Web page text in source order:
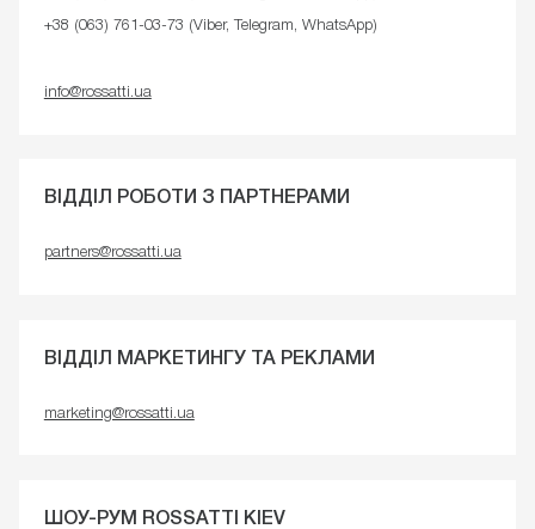
+38 (063) 761-03-73 (Viber, Telegram, WhatsApp)
info@rossatti.ua
ВІДДІЛ РОБОТИ З ПАРТНЕРАМИ
partners@rossatti.ua
ВІДДІЛ МАРКЕТИНГУ ТА РЕКЛАМИ
marketing@rossatti.ua
ШОУ-РУМ ROSSATTI KIEV